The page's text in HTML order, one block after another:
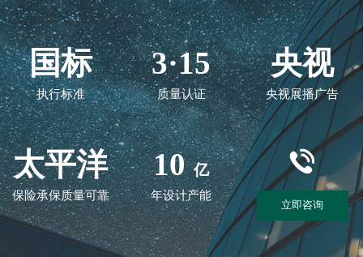
国标
执行标准
3·15
质量认证
央视
央视展播广告
太平洋
保险承保质量可靠
10 亿
年设计产能
立即咨询